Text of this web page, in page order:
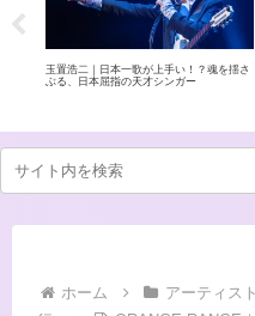
玉置浩二｜日本一歌が上手い！？魂を揺さ
ぶる、日本屈指の天才シンガー
ホーム アーティス